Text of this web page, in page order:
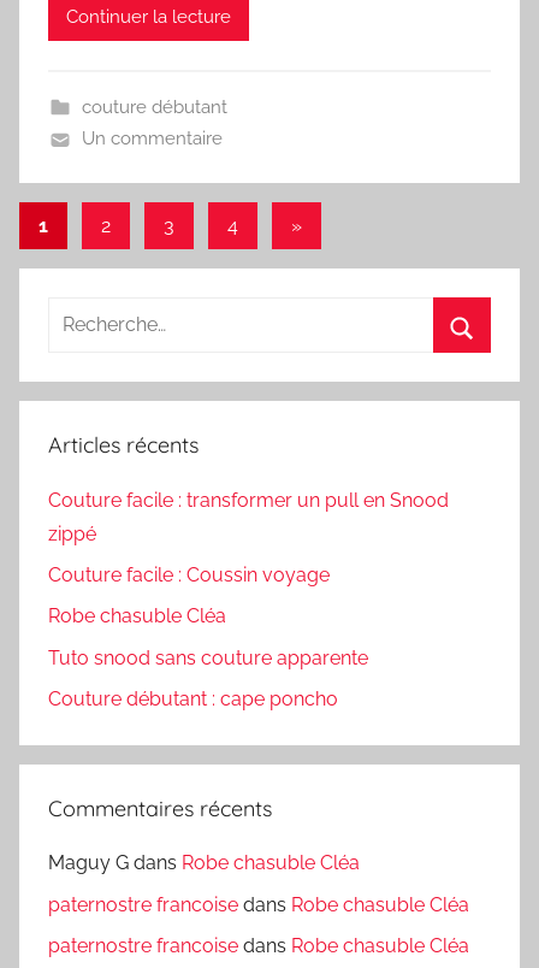
Continuer la lecture
couture débutant
Un commentaire
Pagination
des
publications
1 2 3 4
Articles
»
Recherche
:
Articles récents
Couture facile : transformer un pull en Snood
zippé
Couture facile : Coussin voyage
Robe chasuble Cléa
Tuto snood sans couture apparente
Couture débutant : cape poncho
Commentaires récents
Maguy G dans Robe chasuble Cléa
paternostre francoise dans Robe chasuble Cléa
paternostre francoise dans Robe chasuble Cléa